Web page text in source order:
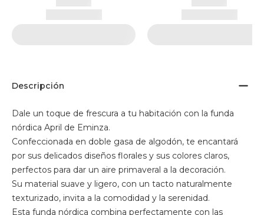
Descripción
Dale un toque de frescura a tu habitación con la funda
nórdica April de Eminza.
Confeccionada en doble gasa de algodón, te encantará
por sus delicados diseños florales y sus colores claros,
perfectos para dar un aire primaveral a la decoración.
Su material suave y ligero, con un tacto naturalmente
texturizado, invita a la comodidad y la serenidad.
Esta funda nórdica combina perfectamente con las